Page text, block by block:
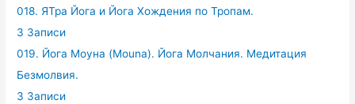
018. ЯТра Йога и Йога Хождения по Тропам.
3 Записи
019. Йога Моуна (Mouna). Йога Молчания. Медитация
Безмолвия.
3 Записи